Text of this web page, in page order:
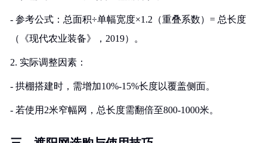
- 参考公式：总面积÷单幅宽度×1.2（重叠系数）= 总长度
（《现代农业装备》，2019）。
2. 实际调整因素：
- 拱棚搭建时，需增加10%-15%长度以覆盖侧面。
- 若使用2米窄幅网，总长度需翻倍至800-1000米。